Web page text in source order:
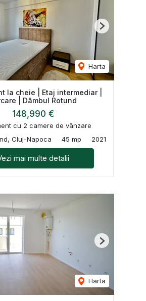
Harta
Next
la cheie | Etaj intermediar |
| Dâmbul Rotund
148,990 €
cu 2 camere de vânzare
Cluj-Napoca
45 mp 2021
mai multe detalii
Harta
Next